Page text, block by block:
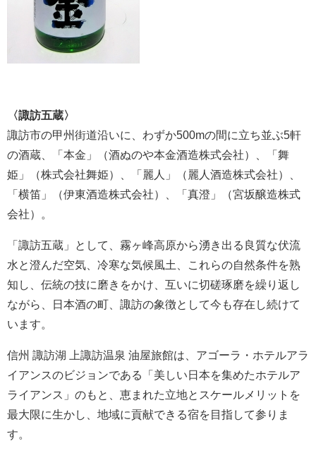
〈諏訪五蔵〉
諏訪市の甲州街道沿いに、わずか500mの間に立ち並ぶ5軒
の酒蔵、「本金」（酒ぬのや本金酒造株式会社）、「舞
姫」（株式会社舞姫）、「麗人」（麗人酒造株式会社）、
「横笛」（伊東酒造株式会社）、「真澄」（宮坂醸造株式
会社）。
「諏訪五蔵」として、霧ヶ峰高原から湧き出る良質な伏流
水と澄んだ空気、冷寒な気候風土、これらの自然条件を熟
知し、伝統の技に磨きをかけ、互いに切磋琢磨を繰り返し
ながら、日本酒の町、諏訪の象徴として今も存在し続けて
います。
信州 諏訪湖 上諏訪温泉 油屋旅館は、アゴーラ・ホテルアラ
イアンスのビジョンである「美しい日本を集めたホテルア
ライアンス」のもと、恵まれた立地とスケールメリットを
最大限に生かし、地域に貢献できる宿を目指して参りま
す。